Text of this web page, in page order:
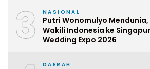
3 NASIONAL
Putri Wonomulyo
Wakili Indonesia ke
Wedding Expo 2026
DAERAH